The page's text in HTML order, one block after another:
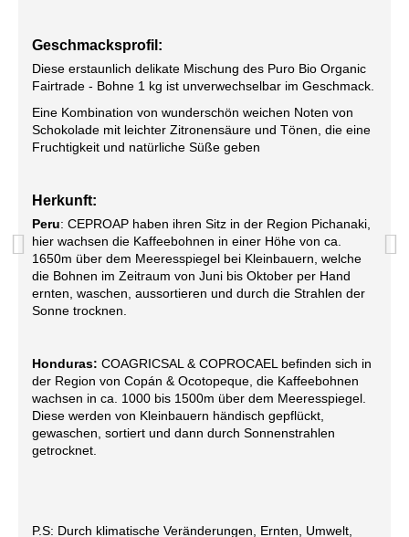
Geschmacksprofil:
Diese erstaunlich delikate Mischung des Puro Bio Organic
Fairtrade - Bohne 1 kg ist unverwechselbar im Geschmack.
Eine Kombination von wunderschön weichen Noten von
Schokolade mit leichter Zitronensäure und Tönen, die eine
Fruchtigkeit und natürliche Süße geben
Herkunft:
Peru: CEPROAP haben ihren Sitz in der Region Pichanaki,
hier wachsen die Kaffeebohnen in einer Höhe von ca.
1650m über dem Meeresspiegel bei Kleinbauern, welche
die Bohnen im Zeitraum von Juni bis Oktober per Hand
ernten, waschen, aussortieren und durch die Strahlen der
Sonne trocknen.
Honduras: COAGRICSAL & COPROCAEL befinden sich in
der Region von Copán & Ocotopeque, die Kaffeebohnen
wachsen in ca. 1000 bis 1500m über dem Meeresspiegel.
Diese werden von Kleinbauern händisch gepflückt,
gewaschen, sortiert und dann durch Sonnenstrahlen
getrocknet.
P.S: Durch klimatische Veränderungen, Ernten, Umwelt,